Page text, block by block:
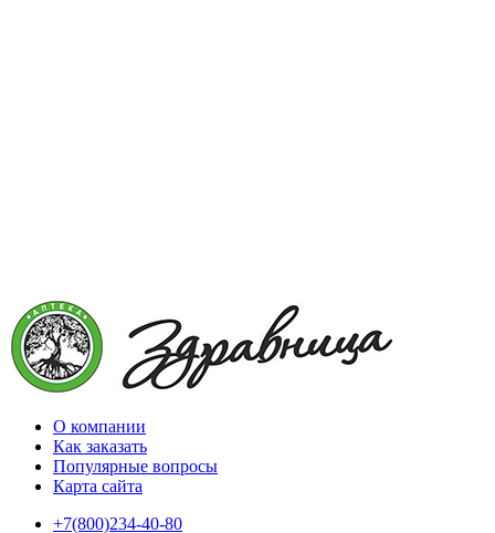
О компании
Как заказать
Популярные вопросы
Карта сайта
+7(800)234-40-80